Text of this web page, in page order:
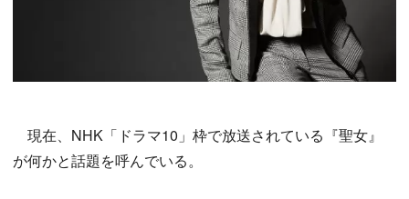
現在、NHK「ドラマ10」枠で放送されている『聖女』
が何かと話題を呼んでいる。